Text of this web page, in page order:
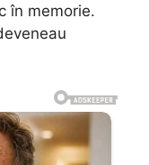
în memorie.